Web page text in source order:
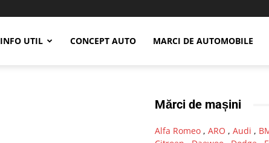
INFO UTIL CONCEPT AUTO MARCI DE AUTOMOBILE
Mărci de mașini
Alfa Romeo, ARO , Audi ,